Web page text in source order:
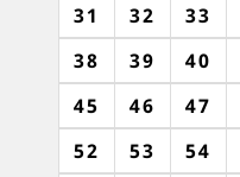
31
32 33
38
39 40
45
46 47
52
53 54